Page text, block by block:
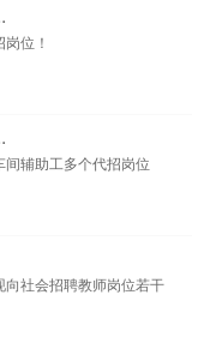
位！
辅助工多个代招岗位
社会招聘教师岗位若干